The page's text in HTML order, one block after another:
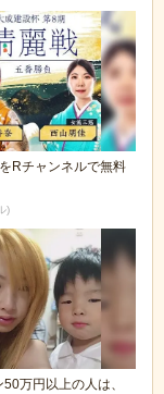
Rチャンネルで無料
)
万円以上の人は、